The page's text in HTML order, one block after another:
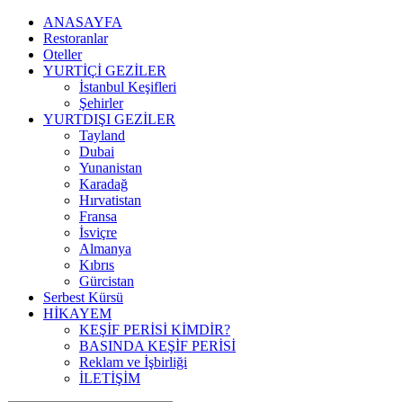
ANASAYFA
Restoranlar
Oteller
YURTİÇİ GEZİLER
İstanbul Keşifleri
Şehirler
YURTDIŞI GEZİLER
Tayland
Dubai
Yunanistan
Karadağ
Hırvatistan
Fransa
İsviçre
Almanya
Kıbrıs
Gürcistan
Serbest Kürsü
HİKAYEM
KEŞİF PERİSİ KİMDİR?
BASINDA KEŞİF PERİSİ
Reklam ve İşbirliği
İLETİŞİM